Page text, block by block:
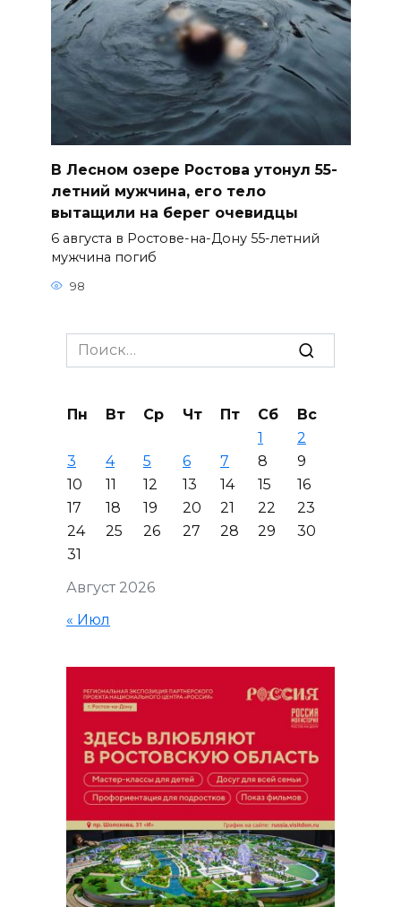
В Лесном озере Ростова утонул 55-
летний мужчина, его тело
вытащили на берег очевидцы
6 августа в Ростове-на-Дону 55-летний
мужчина погиб
98
Search
for:
Август 2026
Пн Вт Ср Чт Пт Сб
Вс
1
2
3
4 5 6 7 8
9
10
11 12 13 14 15
16
17
18 19 20 21 22
23
24
25 26 27 28 29
30
31
« Июл